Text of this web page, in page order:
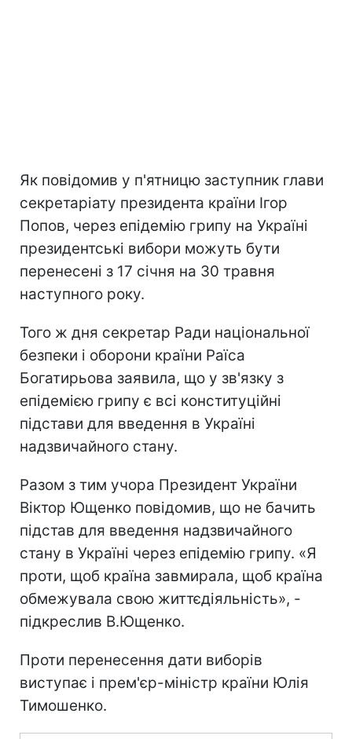
Як повідомив у п'ятницю заступник глави
секретаріату президента країни Ігор
Попов, через епідемію грипу на Україні
президентські вибори можуть бути
перенесені з 17 січня на 30 травня
наступного року.
Того ж дня секретар Ради національної
безпеки і оборони країни Раїса
Богатирьова заявила, що у зв'язку з
епідемією грипу є всі конституційні
підстави для введення в Україні
надзвичайного стану.
Разом з тим учора Президент України
Віктор Ющенко повідомив, що не бачить
підстав для введення надзвичайного
стану в Україні через епідемію грипу. «Я
проти, щоб країна завмирала, щоб країна
обмежувала свою життєдіяльність», -
підкреслив В.Ющенко.
Проти перенесення дати виборів
виступає і прем'єр-міністр країни Юлія
Тимошенко.